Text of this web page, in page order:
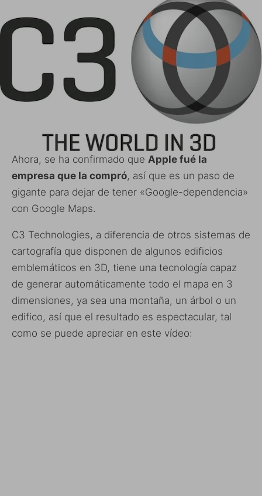
Ahora, se ha confirmado que Apple fué la
empresa que la compró, así que es un paso de
gigante para dejar de tener «Google-dependencia»
con Google Maps.
C3 Technologies, a diferencia de otros sistemas de
cartografía que disponen de algunos edificios
emblemáticos en 3D, tiene una tecnología capaz
de generar automáticamente todo el mapa en 3
dimensiones, ya sea una montaña, un árbol o un
edifico, así que el resultado es espectacular, tal
como se puede apreciar en este vídeo: